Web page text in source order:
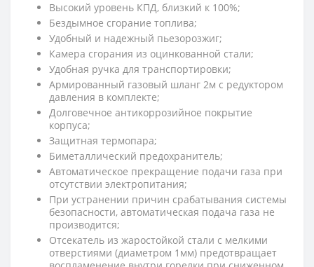
Высокий уровень КПД, близкий к 100%;
Бездымное сгорание топлива;
Удобный и надежный пьезорозжиг;
Камера сгорания из оцинкованной стали;
Удобная ручка для транспортировки;
Армированный газовый шланг 2м с редуктором
давления в комплекте;
Долговечное антикоррозийное покрытие
корпуса;
Защитная термопара;
Биметаллический предохранитель;
Автоматическое прекращение подачи газа при
отсутствии электропитания;
При устранении причин срабатывания системы
безопасности, автоматическая подача газа не
производится;
Отсекатель из жаростойкой стали с мелкими
отверстиями (диаметром 1мм) предотвращает